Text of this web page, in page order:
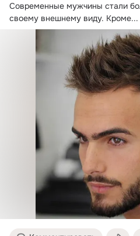
Современные мужчины стали
своему внешнему виду. Кроме...